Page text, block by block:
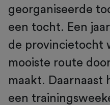
georganiseerde
een tocht. Een
de provincietocht
mooiste route
maakt. Daarnaast
een